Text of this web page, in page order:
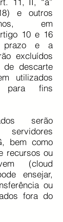
e outros
em
10 e 16
prazo e a
excluídos
descarte
utilizados
para fins
serão
bem como
recursos ou
(cloud
ensejar,
ou
fora do